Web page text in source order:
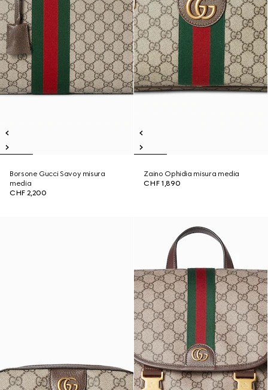
Borsone Gucci Savoy misura
media
CHF 2,200
Zaino Ophidia misura media
CHF 1,890